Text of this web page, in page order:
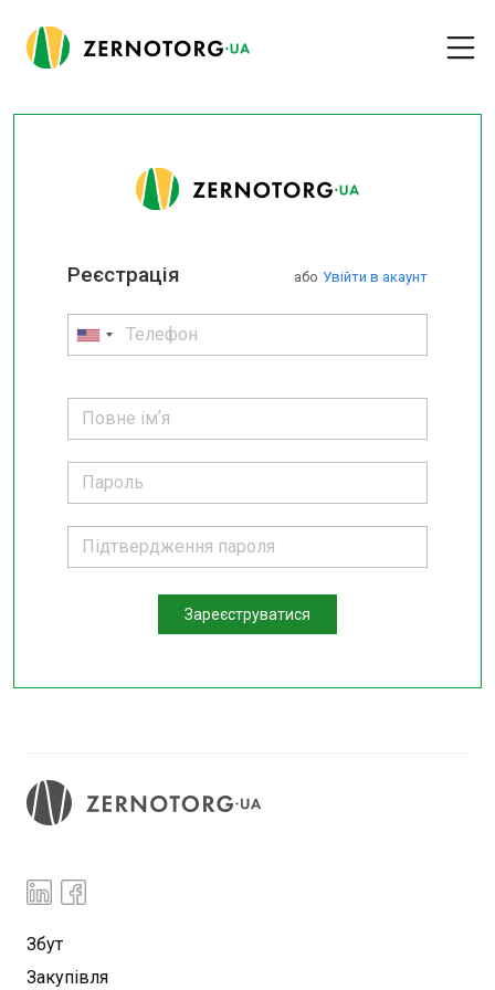
або Увійти в акаунт
Реєстрація
Зареєструватися
Збут
Закупівля